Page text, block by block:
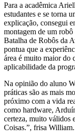
Para a acadêmica
estudantes e se torna
explicação, consegui
montagem de um
Batalha de Robôs da
pontua que a
área é muito maior do
aplicabilidade da
Na opinião do aluno
práticas são as mais
próximo com a vida
como hardware,
certeza, muito válidos
Coisas.”, frisa William.